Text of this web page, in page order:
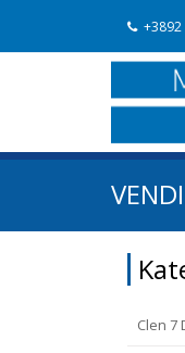
+3892
Kërko
Clen 7